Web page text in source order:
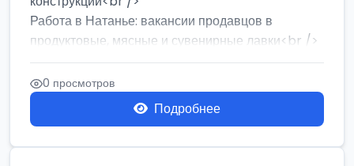
Работа в Натанье: вакансии продавцов в
продуктовые, мясные и сувенирные лавки<br />
Разнорабочий на сборку м...
0 просмотров
Подробнее